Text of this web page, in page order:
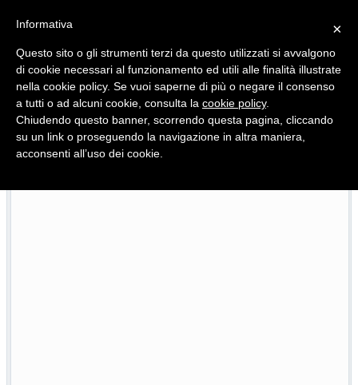
Quotidiano d'informazione distribuito in Molise con
×
Informativa
Questo sito o gli strumenti terzi da questo utilizzati si avvalgono
di cookie necessari al funzionamento ed utili alle finalità illustrate
nella cookie policy. Se vuoi saperne di più o negare il consenso
a tutti o ad alcuni cookie, consulta la cookie policy.
Chiudendo questo banner, scorrendo questa pagina, cliccando
su un link o proseguendo la navigazione in altra maniera,
acconsenti all’uso dei cookie.